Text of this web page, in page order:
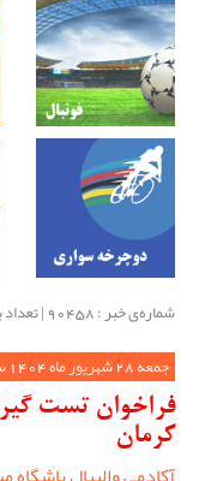
شماره‌ی خبر : ‌90458 | تعداد بازدید : 829
جمعه 28 شهریور ماه 1404 ساعت 11:12
فراخوان تست
کرمان